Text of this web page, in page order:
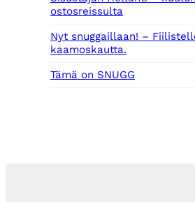
ostosreissulta
Nyt snuggaillaan! –
kaamoskautta.
Tämä on SNUGG